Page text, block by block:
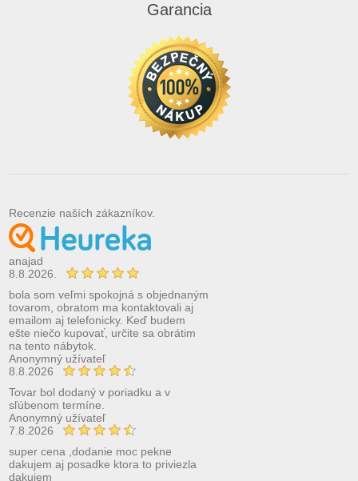
Garancia
Recenzie naších zákazníkov.
anajad
8.8.2026.
bola som veľmi spokojná s objednaným
tovarom, obratom ma kontaktovali aj
emailom aj telefonicky. Keď budem
ešte niečo kupovať, určite sa obrátim
na tento nábytok.
Anonymný užívateľ
8.8.2026
Tovar bol dodaný v poriadku a v
sľúbenom termíne.
Anonymný užívateľ
7.8.2026
super cena ,dodanie moc pekne
dakujem aj posadke ktora to priviezla
dakujem